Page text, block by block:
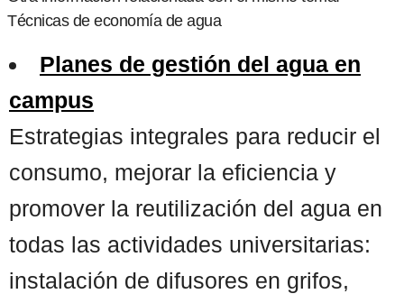
Técnicas de economía de agua
Planes de gestión del agua en
campus
Estrategias integrales para reducir el
consumo, mejorar la eficiencia y
promover la reutilización del agua en
todas las actividades universitarias:
instalación de difusores en grifos,